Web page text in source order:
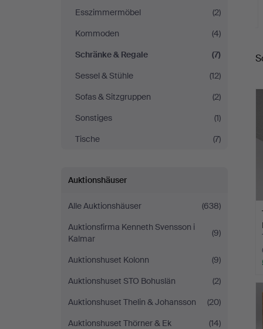
Auktionsmagasinet
Vänersborg
Esszimmermöbel
(2)
Kommoden
(4)
Schränke & Regale
(7)
Sessel & Stühle
(12)
Sofas & Sitzgruppen
(2)
Sonstiges
(1)
Tische
(7)
Auktionshäuser
Alle Auktionshäuser
(638)
Auktionsfirma Kenneth Svensson i
Kalmar
(9)
Auktionshuset Kolonn
(9)
Auktionshuset STO Bohuslän
(2)
Auktionshuset Thelin & Johansson
(20)
Auktionshuset Thörner & Ek
(14)